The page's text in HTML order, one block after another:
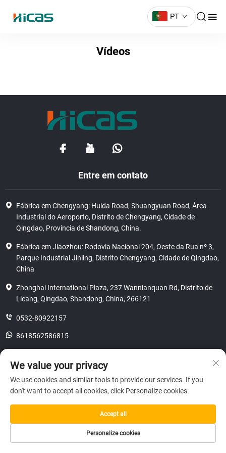
PT
Vídeos
Entre em contato
Fábrica em Chengyang: Huida Road, Shuangyuan Road, Área
Industrial do Aeroporto, Distrito de Chengyang, Cidade de
Qingdao, Província de Shandong, China.
Fábrica em Jiaozhou: Rodovia Nacional 204, Oeste da Rua nº 3,
Parque Industrial Jinling, Distrito Chengyang, Cidade de Qingdao,
China
Zhonghai International Plaza, 237 Wannianquan Rd, Distrito de
Licang, Qingdao, Shandong, China, 266121
0532-80922157
8618562586815
Direitos autorais © 2025 SHANDONG HICAS MACHINERY (GROUP) CO.,
privacidade
We value your privacy
We use cookies and similar tools to provide our services. If you
don't want to accept all cookies, click Personalize cookies.
Personalize cookies
Accept all